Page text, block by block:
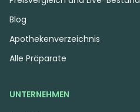
Blog
Apothekenverzeichnis
Alle Präparate
UNTERNEHMEN